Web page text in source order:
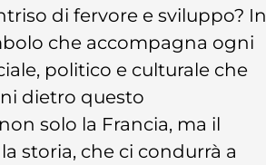
di fervore e sviluppo? In
che accompagna ogni
politico e culturale che
dietro questo
solo la Francia, ma il
storia, che ci condurrà a